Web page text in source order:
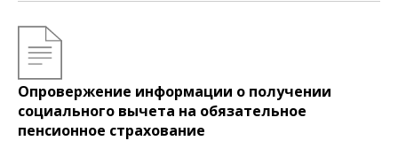
Опровержение информации о получении
социального вычета на обязательное
пенсионное страхование